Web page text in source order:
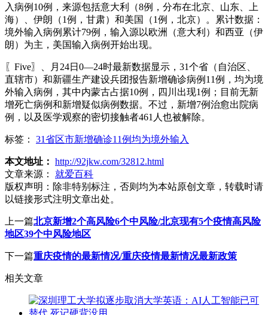
入病例10例，来源包括意大利（8例，分布在北京、山东、上
海）、伊朗（1例，甘肃）和美国（1例，北京）。累计数据：
境外输入病例累计79例，输入源以欧洲（意大利）和西亚（伊
朗）为主，美国输入病例开始出现。
〖Five〗、月24日0—24时最新数据显示，31个省（自治区、
直辖市）和新疆生产建设兵团报告新增确诊病例11例，均为境
外输入病例，其中内蒙古占据10例，四川出现1例；目前无新
增死亡病例和新增疑似病例数据。不过，新增7例治愈出院病
例，以及医学观察的密切接触者461人也被解除。
标签： 31省区市新增确诊11例均为境外输入
本文地址： http://92jkw.com/32812.html
文章来源：
就爱百科
版权声明： 除非特别标注，否则均为本站原创文章，转载时请
以链接形式注明文章出处。
上一篇北京新增2个高风险6个中风险/北京现有5个疫情高风险
地区39个中风险地区
下一篇重庆疫情的最新情况/重庆疫情最新情况最新政策
相关文章